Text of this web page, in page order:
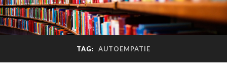
TAG: AUTOEMPATIE